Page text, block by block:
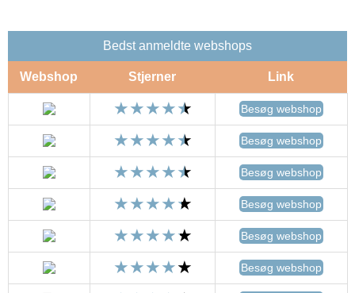
Bedst anmeldte webshops
Webshop Stjerner Link
Besøg webshop
Besøg webshop
Besøg webshop
Besøg webshop
Besøg webshop
Besøg webshop